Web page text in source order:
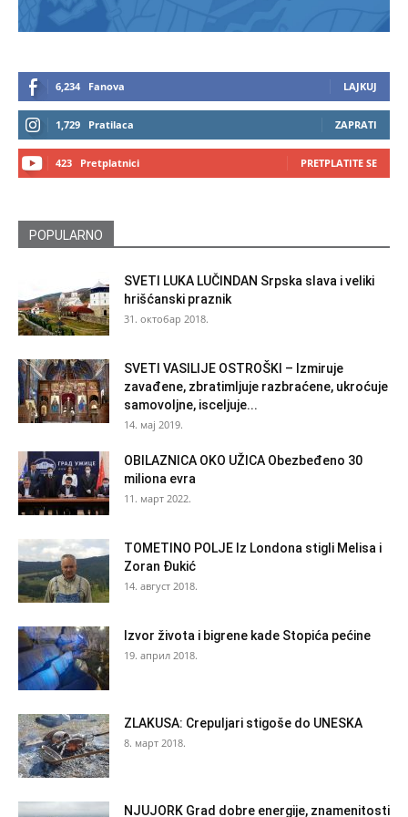
6,234 Fanova LAJKUJ
1,729 Pratilaca ZAPRATI
423 Pretplatnici PRETPLATITE SE
POPULARNO
SVETI LUKA LUČINDAN Srpska slava i veliki
hrišćanski praznik
31. октобар 2018.
SVETI VASILIJE OSTROŠKI – Izmiruje
zavađene, zbratimljuje razbraćene, ukroćuje
samovoljne, isceljuje...
14. мај 2019.
OBILAZNICA OKO UŽICA Obezbeđeno 30
miliona evra
11. март 2022.
TOMETINO POLJE Iz Londona stigli Melisa i
Zoran Đukić
14. август 2018.
Izvor života i bigrene kade Stopića pećine
19. април 2018.
ZLAKUSA: Crepuljari stigoše do UNESKA
8. март 2018.
NJUJORK Grad dobre energije, znamenitosti